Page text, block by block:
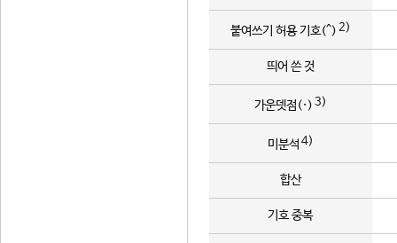
붙여쓰기 허용 기호(^) 2)
띄어 쓴 것
가운뎃점(·) 3)
미분석 4)
합산
기호 중복